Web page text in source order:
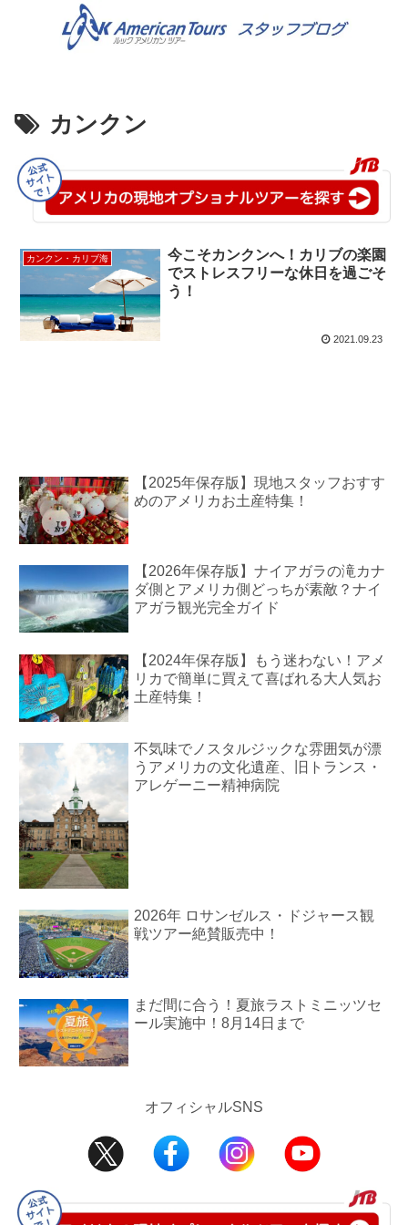
カンクン
カンクン・カリブ海
今こそカンクンへ！カリブの楽園
でストレスフリーな休日を過ごそ
う！
2021.09.23
【2025年保存版】現地スタッフおすす
めのアメリカお土産特集！
【2026年保存版】ナイアガラの滝カナ
ダ側とアメリカ側どっちが素敵？ナイ
アガラ観光完全ガイド
【2024年保存版】もう迷わない！アメ
リカで簡単に買えて喜ばれる大人気お
土産特集！
不気味でノスタルジックな雰囲気が漂
うアメリカの文化遺産、旧トランス・
アレゲーニー精神病院
2026年 ロサンゼルス・ドジャース観
戦ツアー絶賛販売中！
まだ間に合う！夏旅ラストミニッツセ
ール実施中！8月14日まで
オフィシャルSNS